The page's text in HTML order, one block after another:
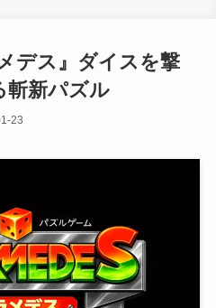
デス』ダイスを撃
斬新パズル
23